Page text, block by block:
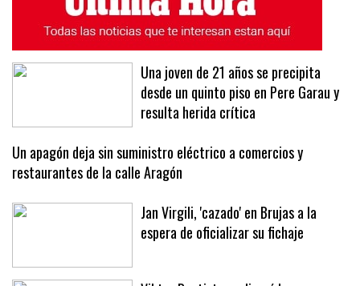
Una joven de 21 años se precipita
desde un quinto piso en Pere Garau y
resulta herida crítica
Un apagón deja sin suministro eléctrico a comercios y
restaurantes de la calle Aragón
Jan Virgili, 'cazado' en Brujas a la